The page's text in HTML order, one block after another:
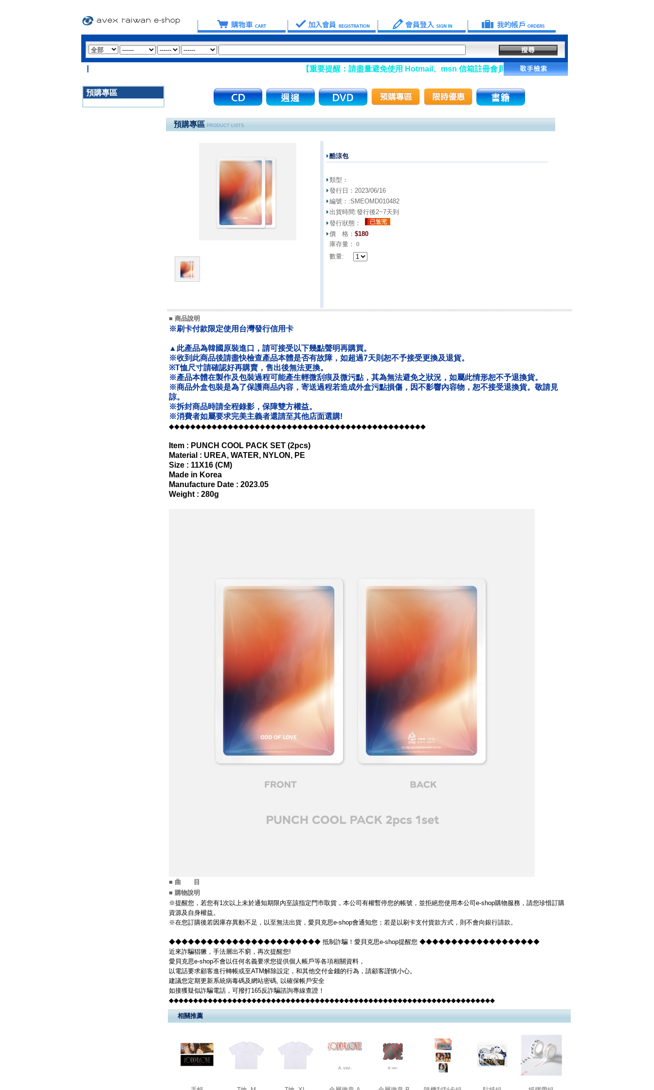
【重要提醒：請盡量避免使用 Hotmail、msn 信箱註冊會員】
預購專區
預購專區 PRODUCT LISTS
酷涼包
類型：
發行日： 2023/06/16
編號：:SMEOMD010482
出貨時間:發行後2~7天到
發行狀態：
價 格： $180
庫存量： 0
數量:
■ 商品說明
※刷卡付款限定使用台灣發行信用卡
▲此產品為韓國原裝進口，請可接受以下幾點聲明再購買。
※收到此商品後請盡快檢查產品本體是否有故障，如超過7天則恕不予接受更換及退貨。
※T恤尺寸請確認好再購賣，售出後無法更換。
※產品本體在製作及包裝過程可能產生輕微刮痕及微污點，其為無法避免之狀況，如屬此情形恕不予退換貨。
※商品外盒包裝是為了保護商品內容，寄送過程若造成外盒污點損傷，因不影響內容物，恕不接受退換貨。敬請見
諒。
※拆封商品時請全程錄影，保障雙方權益。
※消費者如屬要求完美主義者還請至其他店面選購!
◆◆◆◆◆◆◆◆◆◆◆◆◆◆◆◆◆◆◆◆◆◆◆◆◆◆◆◆◆◆◆◆◆◆◆◆◆◆◆◆◆◆◆◆◆◆◆◆
Item : PUNCH COOL PACK SET (2pcs)
Material : UREA, WATER, NYLON, PE
Size : 11X16 (CM)
Made in Korea
Manufacture Date : 2023.05
Weight : 280g
■ 曲 目
■ 購物說明
※提醒您，若您有1次以上未於通知期限內至該指定門巿取貨，本公司有權暫停您的帳號，並拒絕您使用本公司e-shop購物服務，請您珍惜訂購
資源及自身權益。
※在您訂購後若因庫存異動不足，以至無法出貨，愛貝克思e-shop會通知您；若是以刷卡支付貨款方式，則不會向銀行請款。
◆◆◆◆◆◆◆◆◆◆◆◆◆◆◆◆◆◆◆◆◆◆◆◆ 抵制詐騙！愛貝克思e-shop提醒您 ◆◆◆◆◆◆◆◆◆◆◆◆◆◆◆◆◆◆◆
近來詐騙猖獗，手法層出不窮，再次提醒您!
愛貝克思e-shop不會以任何名義要求您提供個人帳戶等各項相關資料，
以電話要求顧客進行轉帳或至ATM解除設定，和其他交付金錢的行為，請顧客謹慎小心。
建議您定期更新系統病毒碼及網站密碼, 以確保帳戶安全
如接獲疑似詐騙電話，可撥打165反詐騙諮詢專線查證！
◆◆◆◆◆◆◆◆◆◆◆◆◆◆◆◆◆◆◆◆◆◆◆◆◆◆◆◆◆◆◆◆◆◆◆◆◆◆◆◆◆◆◆◆◆◆◆◆◆◆◆◆◆◆◆◆◆◆◆◆◆◆◆◆◆◆◆
相關推薦